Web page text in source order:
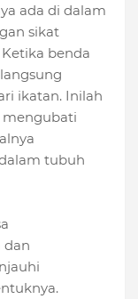
ada di dalam
sikat
benda
ikatan. Inilah
mengubati
tubuh
dan